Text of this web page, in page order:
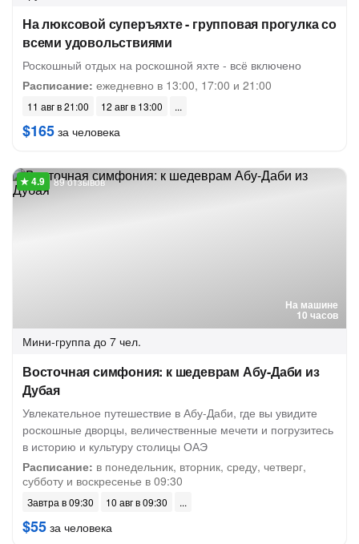
На люксовой суперъяхте - групповая прогулка со
всеми удовольствиями
Роскошный отдых на роскошной яхте - всё включено
Расписание: ежедневно в 13:00, 17:00 и 21:00
11 авг в 21:00 12 авг в 13:00
$165 за человека
На машине
10 часов
89 отзывов
Мини-группа до 7 чел.
Восточная симфония: к шедеврам Абу-Даби из
Дубая
Увлекательное путешествие в Абу-Даби, где вы увидите
роскошные дворцы, величественные мечети и погрузитесь
в историю и культуру столицы ОАЭ
Расписание: в понедельник, вторник, среду, четверг,
субботу и воскресенье в 09:30
Завтра в 09:30 10 авг в 09:30
$55 за человека